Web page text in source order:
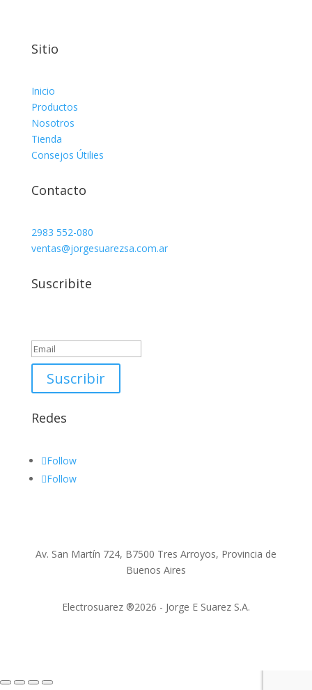
Sitio
Inicio
Productos
Nosotros
Tienda
Consejos Útilies
Contacto
2983 552-080
ventas@jorgesuarezsa.com.ar
Suscribite
Suscribir
Redes
Follow
Follow
Av. San Martín 724, B7500 Tres Arroyos, Provincia de
Buenos Aires
Electrosuarez ®2026 - Jorge E Suarez S.A.